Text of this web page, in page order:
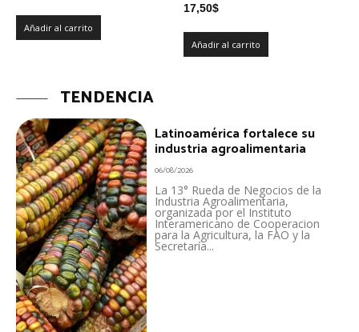
Añadir al carrito
17,50$
Añadir al carrito
TENDENCIA
Latinoamérica fortalece su
industria agroalimentaria
06/08/2026
La 13° Rueda de Negocios de la
Industria Agroalimentaria,
organizada por el Instituto
Interamericano de Cooperacion
para la Agricultura, la FAO y la
Secretaría...